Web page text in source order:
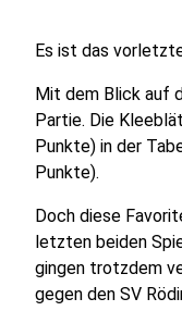
Es ist das
Mit dem Blick auf
Partie. Die
Punkte) in der
Punkte).
Doch diese
letzten beiden
gingen trotzdem
gegen den SV